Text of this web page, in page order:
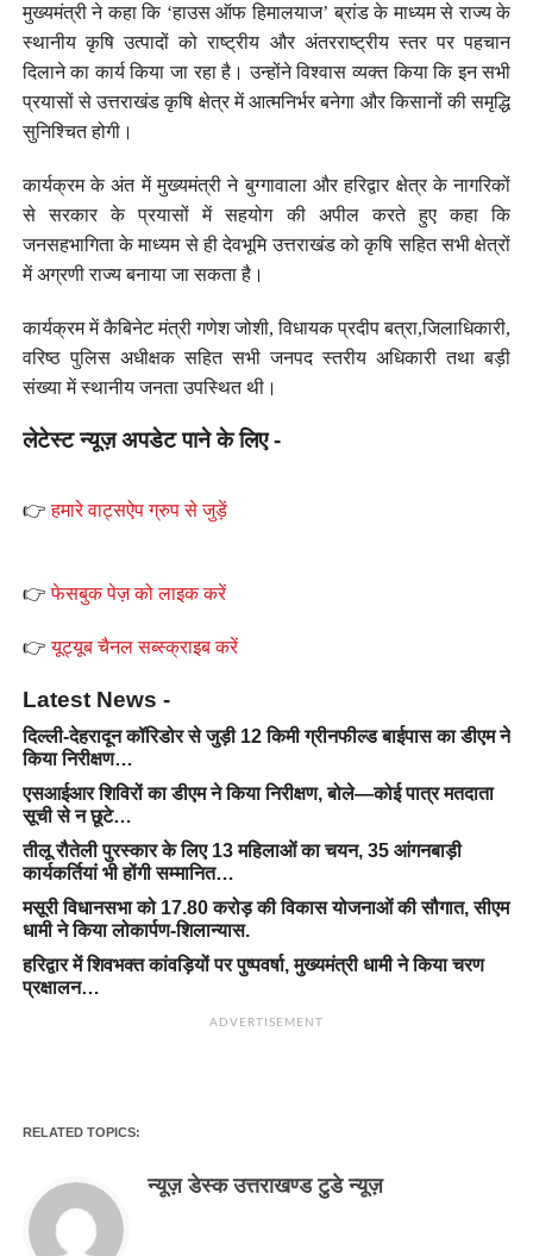
मुख्यमंत्री ने कहा कि ‘हाउस ऑफ हिमालयाज’ ब्रांड के माध्यम से राज्य के
स्थानीय कृषि उत्पादों को राष्ट्रीय और अंतरराष्ट्रीय स्तर पर पहचान
दिलाने का कार्य किया जा रहा है। उन्होंने विश्वास व्यक्त किया कि इन सभी
प्रयासों से उत्तराखंड कृषि क्षेत्र में आत्मनिर्भर बनेगा और किसानों की समृद्धि
सुनिश्चित होगी।
कार्यक्रम के अंत में मुख्यमंत्री ने बुग्गावाला और हरिद्वार क्षेत्र के नागरिकों
से सरकार के प्रयासों में सहयोग की अपील करते हुए कहा कि
जनसहभागिता के माध्यम से ही देवभूमि उत्तराखंड को कृषि सहित सभी क्षेत्रों
में अग्रणी राज्य बनाया जा सकता है।
कार्यक्रम में कैबिनेट मंत्री गणेश जोशी, विधायक प्रदीप बत्रा,जिलाधिकारी,
वरिष्ठ पुलिस अधीक्षक सहित सभी जनपद स्तरीय अधिकारी तथा बड़ी
संख्या में स्थानीय जनता उपस्थित थी।
लेटेस्ट न्यूज़ अपडेट पाने के लिए -
👉हमारे वाट्सऐप ग्रुप से जुड़ें
👉फेसबुक पेज़ को लाइक करें
👉यूट्यूब चैनल सब्स्क्राइब करें
Latest News -
दिल्ली-देहरादून कॉरिडोर से जुड़ी 12 किमी ग्रीनफील्ड बाईपास का डीएम ने
किया निरीक्षण…
एसआईआर शिविरों का डीएम ने किया निरीक्षण, बोले—कोई पात्र मतदाता
सूची से न छूटे…
तीलू रौतेली पुरस्कार के लिए 13 महिलाओं का चयन, 35 आंगनबाड़ी
कार्यकर्तियां भी होंगी सम्मानित…
मसूरी विधानसभा को 17.80 करोड़ की विकास योजनाओं की सौगात, सीएम
धामी ने किया लोकार्पण-शिलान्यास.
हरिद्वार में शिवभक्त कांवड़ियों पर पुष्पवर्षा, मुख्यमंत्री धामी ने किया चरण
प्रक्षालन…
ADVERTISEMENT
RELATED TOPICS:
न्यूज़ डेस्क उत्तराखण्ड टुडे न्यूज़